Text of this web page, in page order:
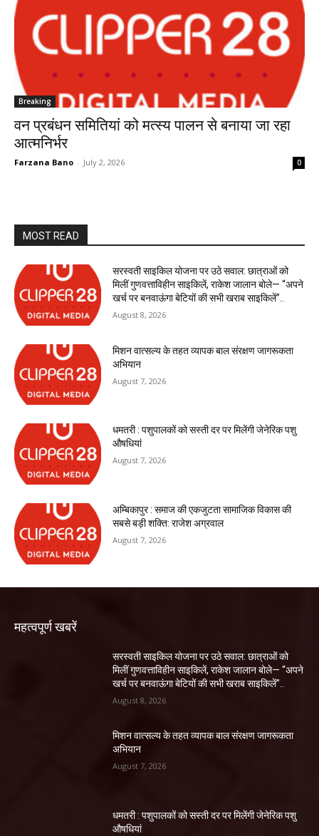
Breaking
वन प्रबंधन समितियां को मत्स्य पालन से बनाया जा रहा
आत्मनिर्भर
Farzana Bano - July 2, 2026 0
MOST READ
सरस्वती साइकिल योजना पर उठे सवाल: छात्राओं को
मिलीं गुणवत्ताविहीन साइकिलें, राकेश जालान बोले— “अपने
खर्च पर बनवाऊंगा बेटियों की सभी खराब साइकिलें”..
August 8, 2026
मिशन वात्सल्य के तहत व्यापक बाल संरक्षण जागरूकता
अभियान
August 7, 2026
धमतरी : पशुपालकों को सस्ती दर पर मिलेंगी जेनेरिक पशु
औषधियां
August 7, 2026
अम्बिकापुर : समाज की एकजुटता सामाजिक विकास की
सबसे बड़ी शक्ति: राजेश अग्रवाल
August 7, 2026
महत्वपूर्ण खबरें
सरस्वती साइकिल योजना पर उठे सवाल: छात्राओं को
मिलीं गुणवत्ताविहीन साइकिलें, राकेश जालान बोले— “अपने
खर्च पर बनवाऊंगा बेटियों की सभी खराब साइकिलें”..
August 8, 2026
मिशन वात्सल्य के तहत व्यापक बाल संरक्षण जागरूकता
अभियान
August 7, 2026
धमतरी : पशुपालकों को सस्ती दर पर मिलेंगी जेनेरिक पशु
औषधियां